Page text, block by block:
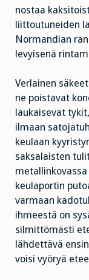
nostaa
liittoutuneiden
Normandian
levyisenä
Verlainen
ne poistavat
laukaisevat
ilmaan
keulaan
saksalaisten
keulaportin
varmaan
ihmeestä on
silmittömästi
lähdettävä
voisi vyöryä